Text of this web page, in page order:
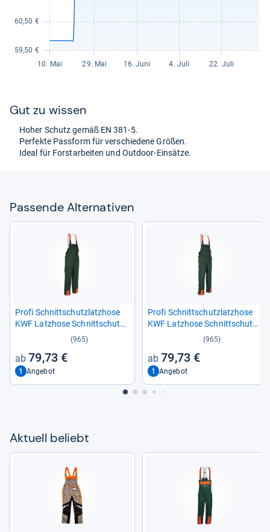
Gut zu wis­sen
Hoher Schutz gemäß EN 381-​5.
Per­fekte Pass­form für ver­schie­dene Grö­ßen.
Ideal für Forst­ar­bei­ten und Out­door-​Ein­sätze.
Pas­sende Alter­na­ti­ven
Profi Schnitt­schutz­latz­hose
KWF Latz­hose Schnitt­schutz­
hose Forst­hose-​ Gr. 66, Grün
(965)
79,73 €
1 Angebot
Profi Schnitt­schutz­latz­hose
KWF Latz­hose Schnitt­schutz­
hose Forst­hose-​ Gr. 52, Grün
(965)
79,73 €
1 Angebot
Aktu­ell beliebt